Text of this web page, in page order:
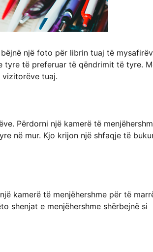
një foto për librin tuaj të
tyre të preferuar të qëndrimit të tyre.
vizitorëve tuaj.
Përdorni një kamerë të
në mur. Kjo krijon një shfaqje të
kamerë të menjëhershme për të
shenjat e menjëhershme shërbejnë si